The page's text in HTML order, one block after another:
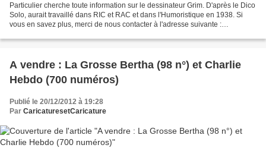
Particulier cherche toute information sur le dessinateur Grim. D'après le Dico
Solo, aurait travaillé dans RIC et RAC et dans l'Humoristique en 1938. Si
vous en savez plus, merci de nous contacter à l'adresse suivante :
A vendre : La Grosse Bertha (98 n°) et Charlie
Hebdo (700 numéros)
Publié le 20/12/2012 à 19:28
Par CaricaturesetCaricature